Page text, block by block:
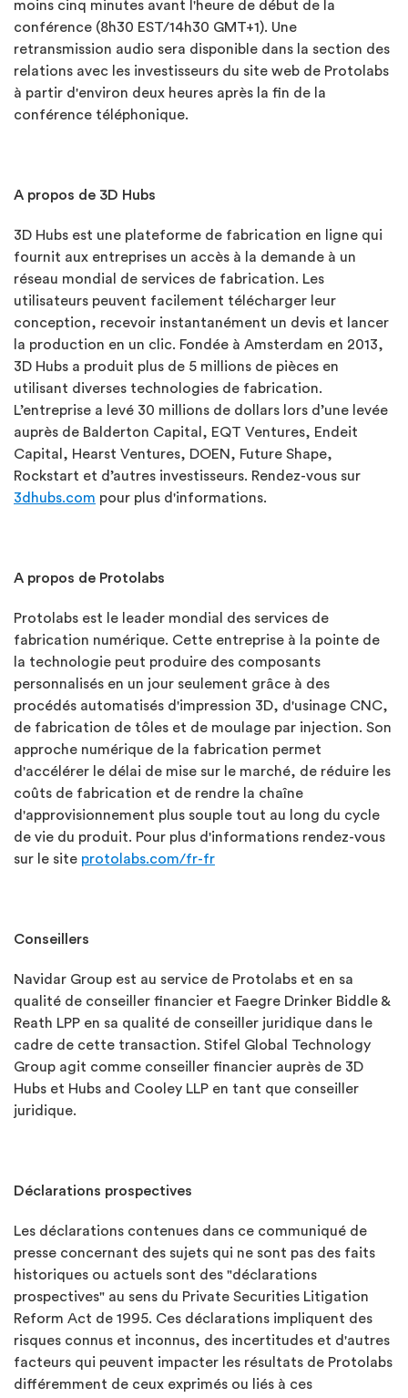
moins cinq minutes avant l'heure de début de la
conférence (8h30 EST/14h30 GMT+1). Une
retransmission audio sera disponible dans la section des
relations avec les investisseurs du site web de Protolabs
à partir d'environ deux heures après la fin de la
conférence téléphonique.
A propos de 3D Hubs
3D Hubs est une plateforme de fabrication en ligne qui
fournit aux entreprises un accès à la demande à un
réseau mondial de services de fabrication. Les
utilisateurs peuvent facilement télécharger leur
conception, recevoir instantanément un devis et lancer
la production en un clic. Fondée à Amsterdam en 2013,
3D Hubs a produit plus de 5 millions de pièces en
utilisant diverses technologies de fabrication.
L’entreprise a levé 30 millions de dollars lors d’une levée
auprès de Balderton Capital, EQT Ventures, Endeit
Capital, Hearst Ventures, DOEN, Future Shape,
Rockstart et d’autres investisseurs. Rendez-vous sur
3dhubs.com pour plus d'informations.
A propos de Protolabs
Protolabs est le leader mondial des services de
fabrication numérique. Cette entreprise à la pointe de
la technologie peut produire des composants
personnalisés en un jour seulement grâce à des
procédés automatisés d'impression 3D, d'usinage CNC,
de fabrication de tôles et de moulage par injection. Son
approche numérique de la fabrication permet
d'accélérer le délai de mise sur le marché, de réduire les
coûts de fabrication et de rendre la chaîne
d'approvisionnement plus souple tout au long du cycle
de vie du produit. Pour plus d'informations rendez-vous
sur le site protolabs.com/fr-fr
Conseillers
Navidar Group est au service de Protolabs et en sa
qualité de conseiller financier et Faegre Drinker Biddle &
Reath LPP en sa qualité de conseiller juridique dans le
cadre de cette transaction. Stifel Global Technology
Group agit comme conseiller financier auprès de 3D
Hubs et Hubs and Cooley LLP en tant que conseiller
juridique.
Déclarations prospectives
Les déclarations contenues dans ce communiqué de
presse concernant des sujets qui ne sont pas des faits
historiques ou actuels sont des "déclarations
prospectives" au sens du Private Securities Litigation
Reform Act de 1995. Ces déclarations impliquent des
risques connus et inconnus, des incertitudes et d'autres
facteurs qui peuvent impacter les résultats de Protolabs
différemment de ceux exprimés ou liés à ces